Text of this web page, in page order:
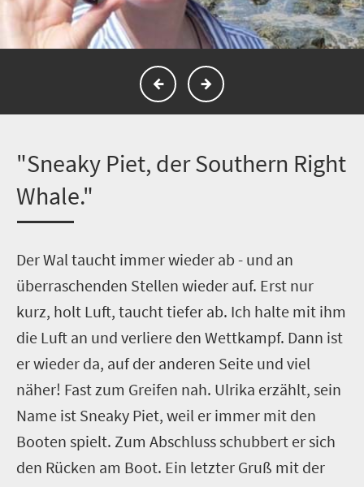
"Sneaky Piet, der Southern Right
Whale."
Der Wal taucht immer wieder ab - und an
überraschenden Stellen wieder auf. Erst nur
kurz, holt Luft, taucht tiefer ab. Ich halte mit ihm
die Luft an und verliere den Wettkampf. Dann ist
er wieder da, auf der anderen Seite und viel
näher! Fast zum Greifen nah. Ulrika erzählt, sein
Name ist Sneaky Piet, weil er immer mit den
Booten spielt. Zum Abschluss schubbert er sich
den Rücken am Boot. Ein letzter Gruß mit der